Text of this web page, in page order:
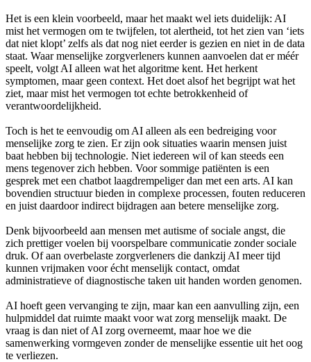
Het is een klein voorbeeld, maar het maakt wel iets duidelijk: AI
mist het vermogen om te twijfelen, tot alertheid, tot het zien van ‘iets
dat niet klopt’ zelfs als dat nog niet eerder is gezien en niet in de data
staat. Waar menselijke zorgverleners kunnen aanvoelen dat er méér
speelt, volgt AI alleen wat het algoritme kent. Het herkent
symptomen, maar geen context. Het doet alsof het begrijpt wat het
ziet, maar mist het vermogen tot echte betrokkenheid of
verantwoordelijkheid.
Toch is het te eenvoudig om AI alleen als een bedreiging voor
menselijke zorg te zien. Er zijn ook situaties waarin mensen juist
baat hebben bij technologie. Niet iedereen wil of kan steeds een
mens tegenover zich hebben. Voor sommige patiënten is een
gesprek met een chatbot laagdrempeliger dan met een arts. AI kan
bovendien structuur bieden in complexe processen, fouten reduceren
en juist daardoor indirect bijdragen aan betere menselijke zorg.
Denk bijvoorbeeld aan mensen met autisme of sociale angst, die
zich prettiger voelen bij voorspelbare communicatie zonder sociale
druk. Of aan overbelaste zorgverleners die dankzij AI meer tijd
kunnen vrijmaken voor écht menselijk contact, omdat
administratieve of diagnostische taken uit handen worden genomen.
AI hoeft geen vervanging te zijn, maar kan een aanvulling zijn, een
hulpmiddel dat ruimte maakt voor wat zorg menselijk maakt. De
vraag is dan niet of AI zorg overneemt, maar hoe we die
samenwerking vormgeven zonder de menselijke essentie uit het oog
te verliezen.